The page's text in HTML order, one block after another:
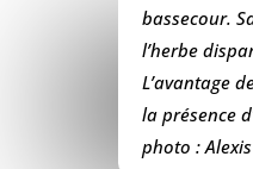
bassecour.
l’herbe
L’avantage
la présence
photo :